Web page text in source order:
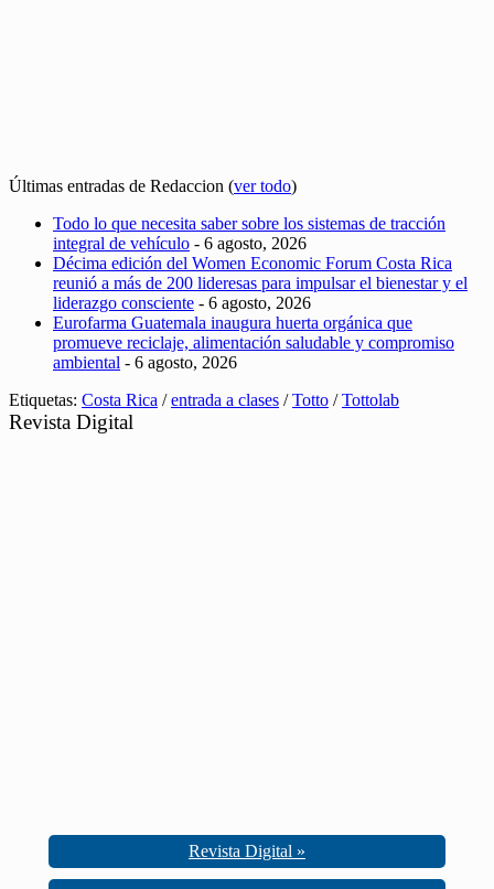
Últimas entradas de Redaccion (ver todo)
Todo lo que necesita saber sobre los sistemas de tracción
integral de vehículo - 6 agosto, 2026
Décima edición del Women Economic Forum Costa Rica
reunió a más de 200 lideresas para impulsar el bienestar y el
liderazgo consciente - 6 agosto, 2026
Eurofarma Guatemala inaugura huerta orgánica que
promueve reciclaje, alimentación saludable y compromiso
ambiental - 6 agosto, 2026
Etiquetas: Costa Rica /entrada a clases /Totto /Tottolab
Revista Digital
Revista Digital »